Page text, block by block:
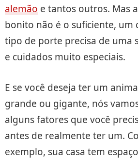
alemão e tantos outros. Mas
bonito não é o suficiente, um
tipo de porte precisa de uma
e cuidados muito especiais.
E se você deseja ter um
grande ou gigante, nós
alguns fatores que você
antes de realmente ter um.
exemplo, sua casa tem